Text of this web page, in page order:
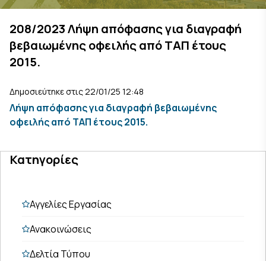
208/2023 Λήψη απόφασης για διαγραφή
βεβαιωμένης οφειλής από ΤΑΠ έτους
2015.
Δημοσιεύτηκε στις 22/01/25 12:48
Λήψη απόφασης για διαγραφή βεβαιωμένης
οφειλής από ΤΑΠ έτους 2015.
Κατηγορίες
Αγγελίες Εργασίας
Ανακοινώσεις
Δελτία Τύπου